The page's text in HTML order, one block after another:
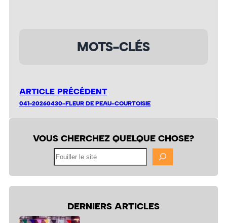
MOTS-CLÉS
ARTICLE PRÉCÉDENT
041-20260430-FLEUR DE PEAU-COURTOISIE
VOUS CHERCHEZ QUELQUE CHOSE?
DERNIERS ARTICLES